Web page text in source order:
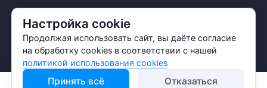
Настройка cookie
Продолжая использовать сайт, вы даёте согласие
на обработку cookies в соответствии с нашей
политикой использования cookies
Принять всё Отказаться
© АО «ИНТЕЛИОН ДАТА» 2026
Политика обработки ПДн
Политика конфиденциальности
Политика использования куки